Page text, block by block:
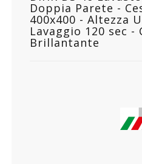
Doppia Parete -
400x400 - Altezza
Lavaggio 120 sec
Brillantante